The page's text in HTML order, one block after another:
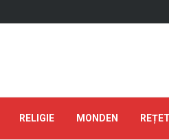
RELIGIE MONDEN